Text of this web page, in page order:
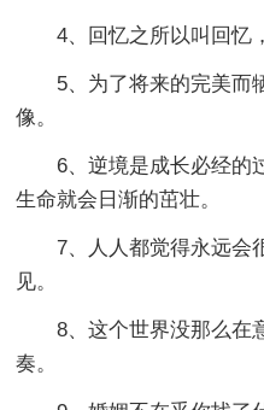
4、回忆之所以叫回忆，
5、为了将来的完美而
像。
6、逆境是成长必经的过
生命就会日渐的茁壮。
7、人人都觉得永远会
见。
8、这个世界没那么在
奏。